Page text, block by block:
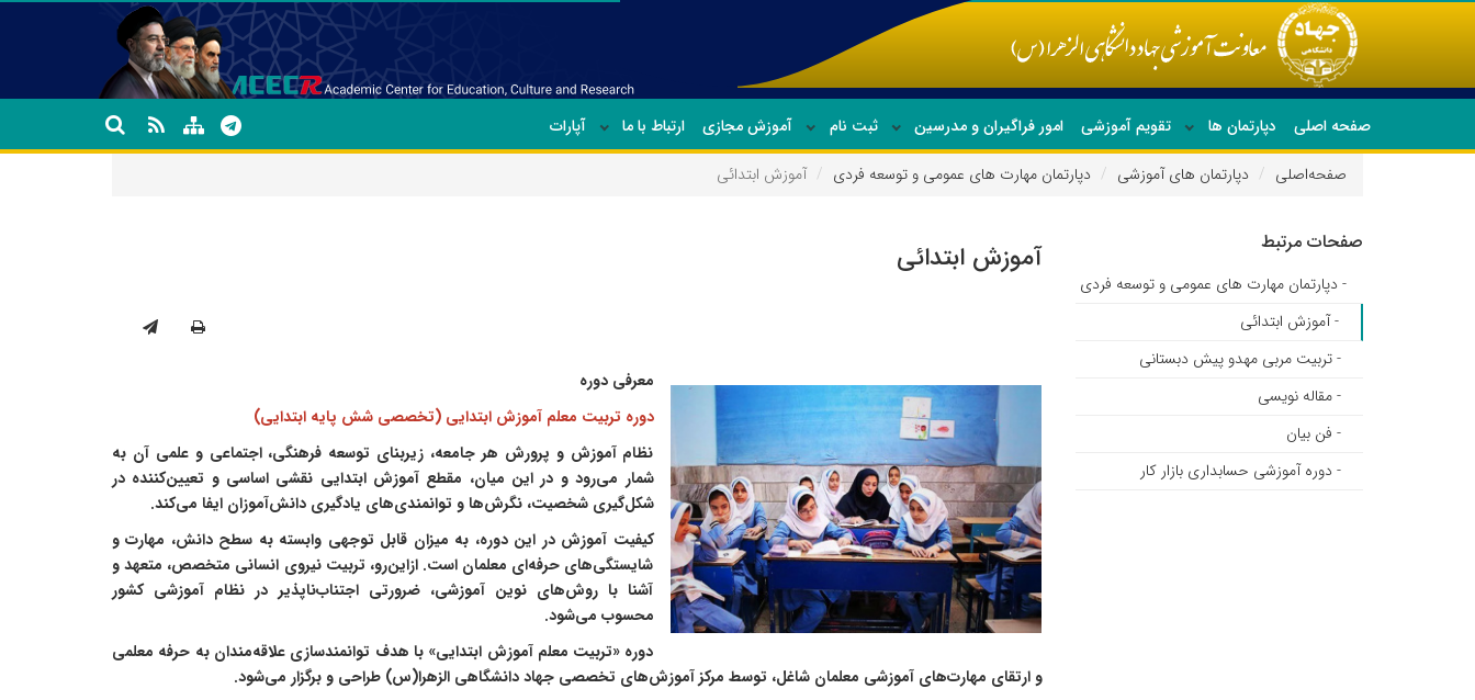
صفحه اصلی دپارتمان ها تقویم آموزشی امور فراگیران و مدرسین ثبت نام آموزش مجازی ارتباط با ما
آپارات
صفحه‌اصلی
دپارتمان های آموزشی دپارتمان مهارت های عمومی و توسعه فردی آموزش ابتدائی
آموزش ابتدائی
معرفی دوره
دوره تربیت معلم آموزش ابتدایی (تخصصی شش پایه ابتدایی)
نظام آموزش و پرورش هر جامعه، زیربنای توسعه فرهنگی، اجتماعی و علمی آن به
شمار می‌رود و در این میان، مقطع آموزش ابتدایی نقشی اساسی و تعیین‌کننده در
شکل‌گیری شخصیت، نگرش‌ها و توانمندی‌های یادگیری دانش‌آموزان ایفا می‌کند.
کیفیت آموزش در این دوره، به میزان قابل توجهی وابسته به سطح دانش، مهارت و
شایستگی‌های حرفه‌ای معلمان است. ازاین‌رو، تربیت نیروی انسانی متخصص، متعهد و
آشنا با روش‌های نوین آموزشی، ضرورتی اجتناب‌ناپذیر در نظام آموزشی کشور
محسوب می‌شود.
دوره «تربیت معلم آموزش ابتدایی» با هدف توانمندسازی علاقه‌مندان به حرفه معلمی
و ارتقای مهارت‌های آموزشی معلمان شاغل، توسط مرکز آموزش‌های تخصصی جهاد دانشگاهی الزهرا(س) طراحی و برگزار می‌شود.
صفحات مرتبط
- دپارتمان مهارت های عمومی و توسعه فردی
- آموزش ابتدائی
- تربیت مربی مهدو پیش دبستانی
- مقاله نویسی
- فن بیان
- دوره آموزشی حسابداری بازار کار